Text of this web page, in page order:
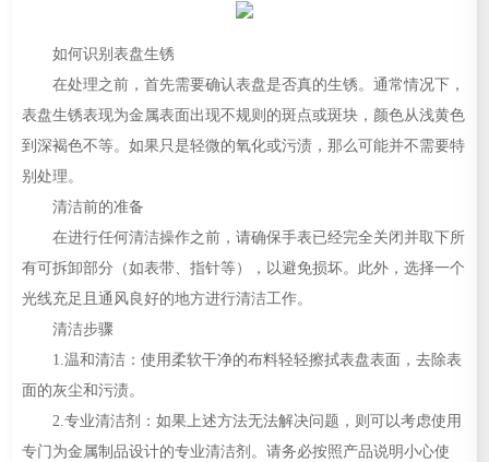
如何识别表盘生锈
在处理之前，首先需要确认表盘是否真的生锈。通常情况下，
表盘生锈表现为金属表面出现不规则的斑点或斑块，颜色从浅黄色
到深褐色不等。如果只是轻微的氧化或污渍，那么可能并不需要特
别处理。
清洁前的准备
在进行任何清洁操作之前，请确保手表已经完全关闭并取下所
有可拆卸部分（如表带、指针等），以避免损坏。此外，选择一个
光线充足且通风良好的地方进行清洁工作。
清洁步骤
1.温和清洁：使用柔软干净的布料轻轻擦拭表盘表面，去除表
面的灰尘和污渍。
2.专业清洁剂：如果上述方法无法解决问题，则可以考虑使用
专门为金属制品设计的专业清洁剂。请务必按照产品说明小心使